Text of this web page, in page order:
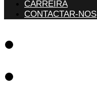
CARREIRA
CONTACTAR-NOS